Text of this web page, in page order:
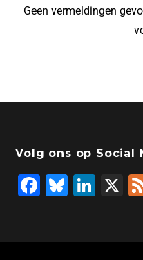
Geen vermeldingen
Volg ons op Social
F
Bl
Li
X